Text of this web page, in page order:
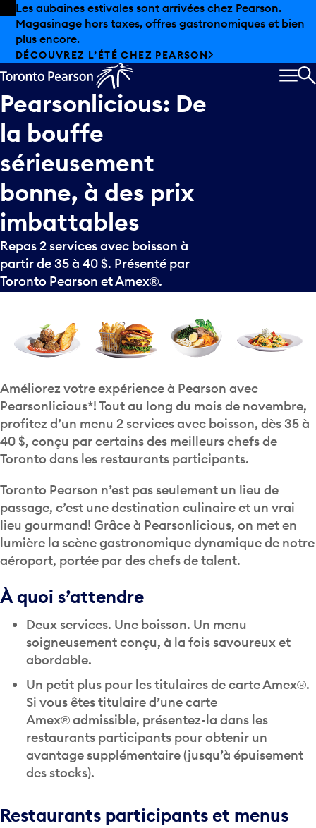
Skip to offers
Passer au contenu principal
Les aubaines estivales sont arrivées chez Pearson.
Magasinage hors taxes, offres gastronomiques et bien
plus encore.
DÉCOUVREZ L’ÉTÉ CHEZ PEARSON
Pearsonlicious: De
la bouffe
sérieusement
bonne, à des prix
imbattables
Repas 2 services avec boisson à
partir de 35 à 40 $. Présenté par
Toronto Pearson et Amex®.
Améliorez votre expérience à Pearson avec
Pearsonlicious*! Tout au long du mois de novembre,
profitez d’un menu 2 services avec boisson, dès 35 à
40 $, conçu par certains des meilleurs chefs de
Toronto dans les restaurants participants.
Toronto Pearson n’est pas seulement un lieu de
passage, c’est une destination culinaire et un vrai
lieu gourmand! Grâce à Pearsonlicious, on met en
lumière la scène gastronomique dynamique de notre
aéroport, portée par des chefs de talent.
À quoi s’attendre
Deux services. Une boisson. Un menu
soigneusement conçu, à la fois savoureux et
abordable.
Un petit plus pour les titulaires de carte Amex®.
Si vous êtes titulaire d’une carte
Amex® admissible, présentez-la dans les
restaurants participants pour obtenir un
avantage supplémentaire (jusqu’à épuisement
des stocks).
Restaurants participants et menus